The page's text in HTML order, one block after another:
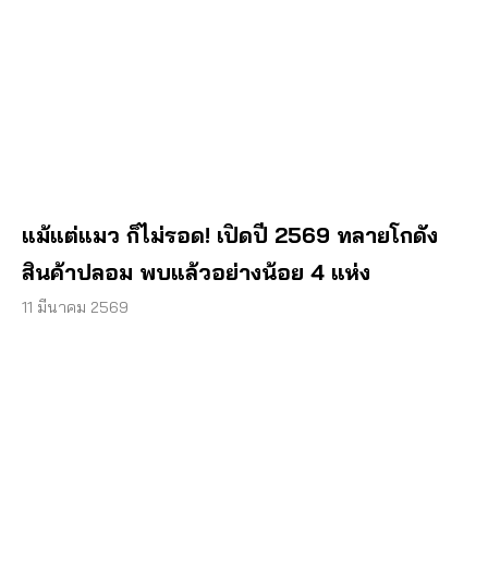
แม้แต่แมว ก็ไม่รอด! เปิดปี 2569 ทลายโกดัง
สินค้าปลอม พบแล้วอย่างน้อย 4 แห่ง
11 มีนาคม 2569